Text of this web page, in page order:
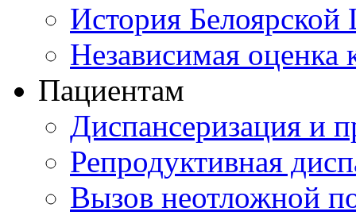
История
Независимая оценка
Пациентам
Диспансеризация и
Репродуктивная
Вызов неотложной